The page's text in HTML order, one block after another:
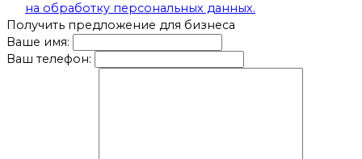
на обработку персональных данных.
Получить предложение для бизнеса
Ваше имя:
Ваш телефон: